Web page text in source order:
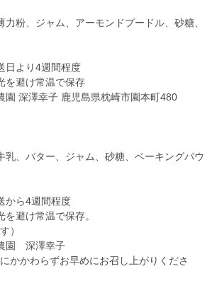
力粉、ジャム、アーモンドプードル、砂糖、
日より4週間程度
を避け常温で保存
園 深澤幸子 鹿児島県枕崎市園本町480
乳、バター、ジャム、砂糖、ベーキングパウ
から4週間程度
避け常温で保存。
）
園 深澤幸子
かかわらずお早めにお召し上がりくださ